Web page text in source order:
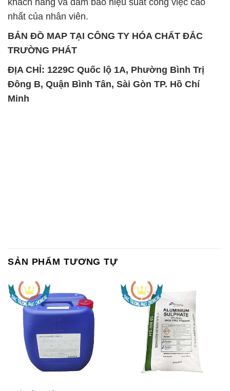
ĐỊA CHỈ: 1229C Quốc lộ 1A, Phường Bình Trị
Đông B, Quận Bình Tân, Sài Gòn TP. Hồ Chí
Minh
Chất Bảo Quản CMIT Thái
Lan Thailand
Phèn Nhôm – Al2(SO4)3 17%
Ấn Độ India